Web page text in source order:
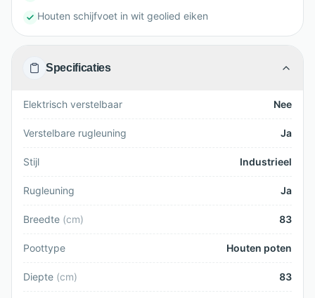
Houten schijfvoet in wit geolied eiken
Specificaties
Elektrisch verstelbaar Nee
Verstelbare rugleuning Ja
Stijl Industrieel
Rugleuning Ja
Breedte (cm) 83
Poottype Houten poten
Diepte (cm) 83